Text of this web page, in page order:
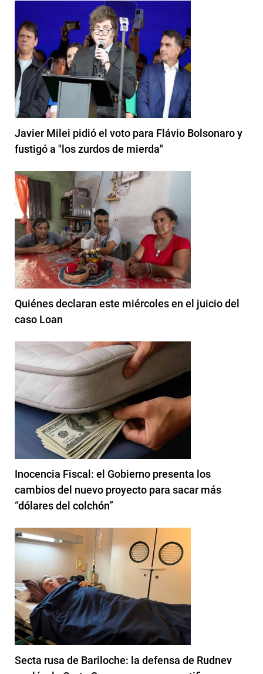
Javier Milei pidió el voto para Flávio Bolsonaro y
fustigó a "los zurdos de mierda"
Quiénes declaran este miércoles en el juicio del
caso Loan
Inocencia Fiscal: el Gobierno presenta los
cambios del nuevo proyecto para sacar más
“dólares del colchón”
Secta rusa de Bariloche: la defensa de Rudnev